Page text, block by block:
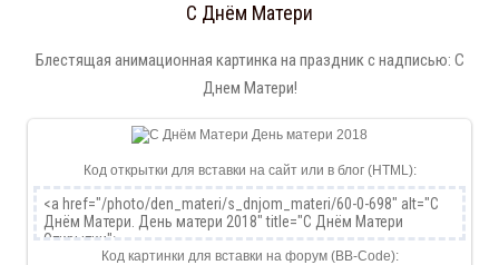
С Днём Матери
Блестящая анимационная картинка на праздник с надписью: С
Днем Матери!
Код открытки для вставки на сайт или в блог (HTML):
Код картинки для вставки на форум (BB-Code):